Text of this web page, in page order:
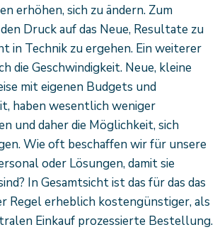
erhöhen, sich zu ändern. Zum
Druck auf das Neue, Resultate zu
in Technik zu ergehen. Ein weiterer
die Geschwindigkeit. Neue, kleine
mit eigenen Budgets und
haben wesentlich weniger
und daher die Möglichkeit, sich
Wie oft beschaffen wir für unsere
oder Lösungen, damit sie
In Gesamtsicht ist das für das das
Regel erheblich kostengünstiger, als
Einkauf prozessierte Bestellung.